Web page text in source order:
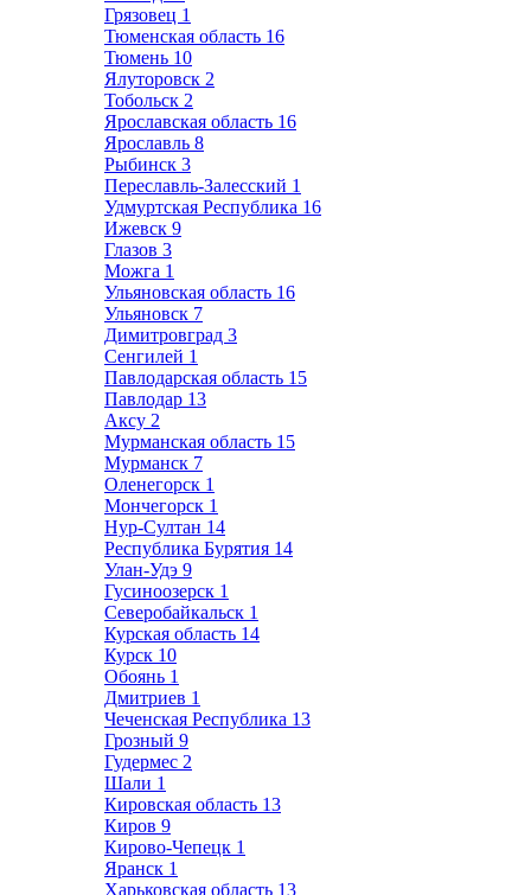
Грязовец 1
Тюменская область 16
Тюмень 10
Ялуторовск 2
Тобольск 2
Ярославская область 16
Ярославль 8
Рыбинск 3
Переславль-Залесский 1
Удмуртская Республика 16
Ижевск 9
Глазов 3
Можга 1
Ульяновская область 16
Ульяновск 7
Димитровград 3
Сенгилей 1
Павлодарская область 15
Павлодар 13
Аксу 2
Мурманская область 15
Мурманск 7
Оленегорск 1
Мончегорск 1
Нур-Султан 14
Республика Бурятия 14
Улан-Удэ 9
Гусиноозерск 1
Северобайкальск 1
Курская область 14
Курск 10
Обоянь 1
Дмитриев 1
Чеченская Республика 13
Грозный 9
Гудермес 2
Шали 1
Кировская область 13
Киров 9
Кирово-Чепецк 1
Яранск 1
Харьковская область 13